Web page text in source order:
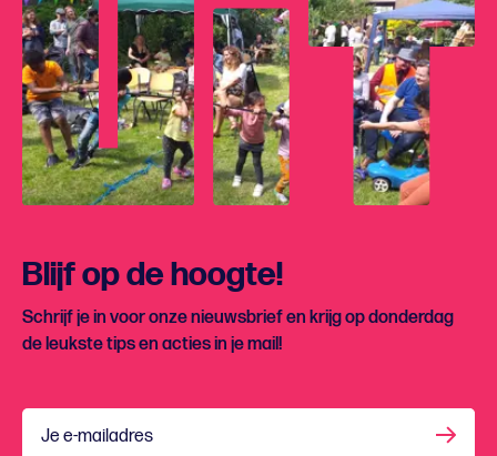
Blijf op de hoogte!
Schrijf je in voor onze nieuwsbrief en krijg op donderdag
de leukste tips en acties in je mail!
Je e-mailadres